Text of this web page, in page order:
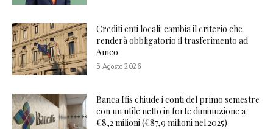
Crediti enti locali: cambia il criterio che
renderà obbligatorio il trasferimento ad
Amco
5 Agosto 2026
Banca Ifis chiude i conti del primo semestre
con un utile netto in forte diminuzione a
€8,2 milioni (€87,9 milioni nel 2025)